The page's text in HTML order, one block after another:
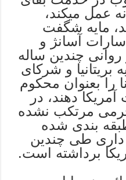
عمل میکند،
مایه شگفت
آسانژ و
چندین ساله
بریتانیا و شرکای
را بعنوان محکوم
دهند، در
جرمی مرتکب نشده
بندی شده
طی چندین
برداشته است.